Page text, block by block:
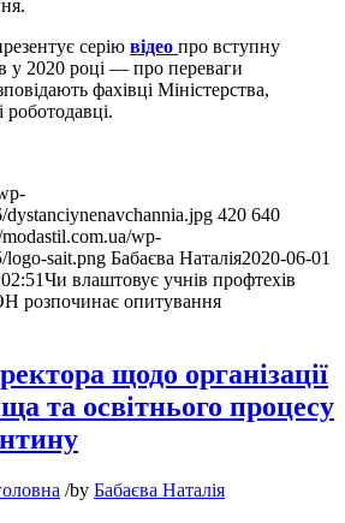
серію відео про вступну
у 2020 році — про переваги
фахівці Міністерства,
роботодавці.
dystanciynenavchannia.jpg 420 640
wp-
logo-sait.png Бабаєва Наталія2020-06-01
Чи влаштовує учнів профтехів
розпочинає опитування
щодо організації
та освітнього процесу
/by Бабаєва Наталія